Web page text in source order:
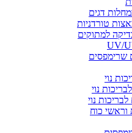
דגים
טורדניות
למתוקים
שרימפסים
נוי
נוי
נוי
כוח